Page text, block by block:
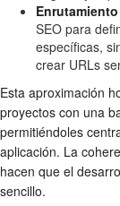
SEO para
específicas,
crear URLs
Esta aproximación
proyectos con una
permitiéndoles
aplicación. La
hacen que el
sencillo.